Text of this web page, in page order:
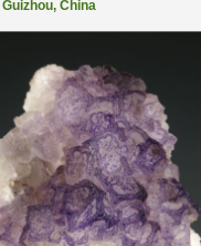
Guizhou, China